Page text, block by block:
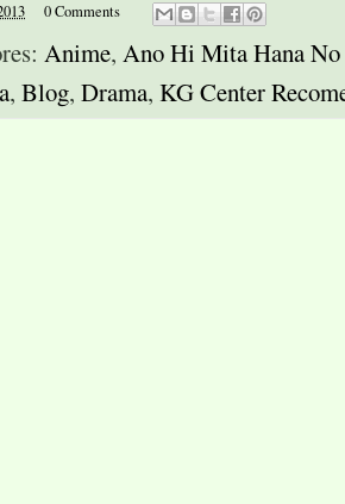
0 Comments
Anime, Ano Hi Mita Hana No
, Blog, Drama, KG Center